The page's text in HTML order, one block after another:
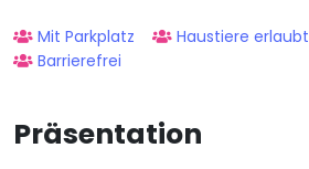
Mit Parkplatz Haustiere erlaubt
Barrierefrei
Präsentation